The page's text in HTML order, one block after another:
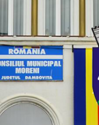
sidebar
sidebar